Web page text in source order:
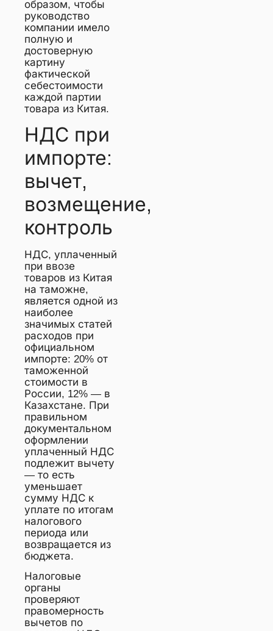
образом, чтобы
руководство
компании имело
полную и
достоверную
картину
фактической
себестоимости
каждой партии
товара из Китая.
НДС при
импорте:
вычет,
возмещение,
контроль
НДС, уплаченный
при ввозе
товаров из Китая
на таможне,
является одной из
наиболее
значимых статей
расходов при
официальном
импорте: 20% от
таможенной
стоимости в
России, 12% — в
Казахстане. При
правильном
документальном
оформлении
уплаченный НДС
подлежит вычету
— то есть
уменьшает
сумму НДС к
уплате по итогам
налогового
периода или
возвращается из
бюджета.
Налоговые
органы
проверяют
правомерность
вычетов по